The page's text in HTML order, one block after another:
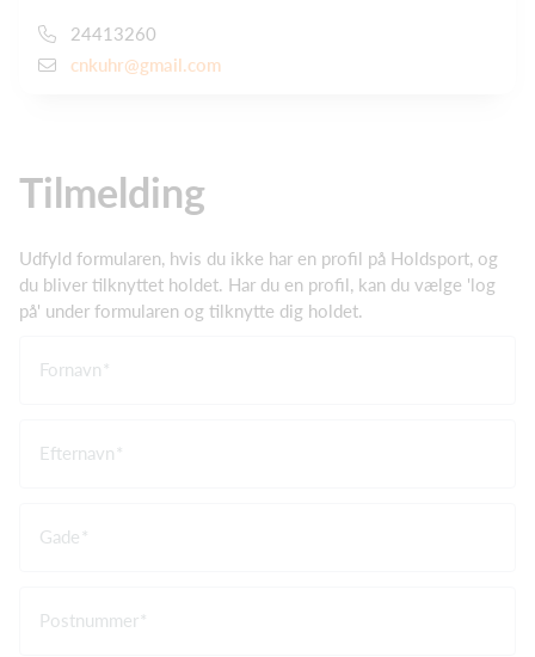
24413260
cnkuhr@gmail.com
Tilmelding
Udfyld formularen, hvis du ikke har en profil på Holdsport, og
du bliver tilknyttet holdet. Har du en profil, kan du vælge 'log
på' under formularen og tilknytte dig holdet.
Fornavn
Efternavn
Gade
Postnummer